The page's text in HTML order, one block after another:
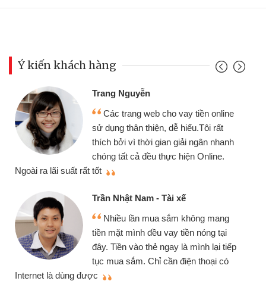
Ý kiến khách hàng
Trang Nguyễn
Các trang web cho vay tiền online
sử dụng thân thiện, dễ hiểu.Tôi rất
thích bởi vì thời gian giải ngân nhanh
chóng tất cả đều thực hiện Online.
Ngoài ra lãi suất rất tốt
Trần Nhật Nam - Tài xế
Nhiều lần mua sắm không mang
tiền mặt mình đều vay tiền nóng tại
đây. Tiền vào thẻ ngay là mình lại tiếp
tục mua sắm. Chỉ cần điện thoại có
Internet là dùng được